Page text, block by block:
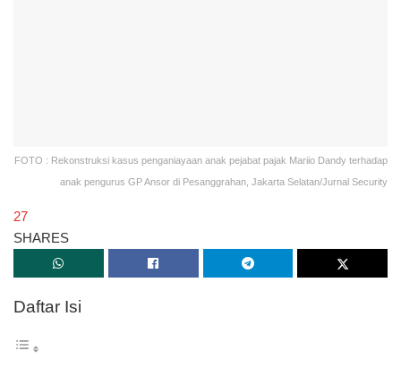
FOTO : Rekonstruksi kasus penganiayaan anak pejabat pajak Mariio Dandy terhadap
anak pengurus GP Ansor di Pesanggrahan, Jakarta Selatan/Jurnal Security
27
SHARES
Daftar Isi